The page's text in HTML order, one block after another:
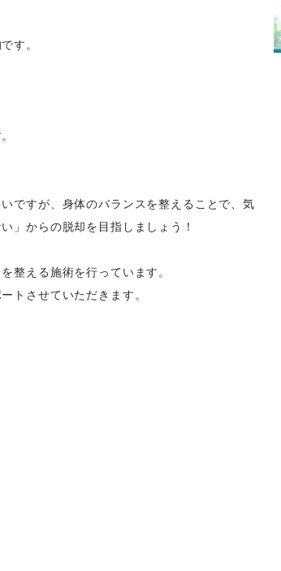
す。
ですが、身体のバランスを整えることで、気
」からの脱却を目指しましょう！
整える施術を行っています。
トさせていただきます。